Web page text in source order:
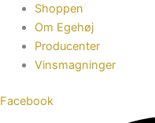
Shoppen
Om Egehøj
Producenter
Vinsmagninger
Facebook